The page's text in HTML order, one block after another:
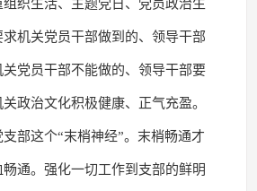
织生活、主题党日、党员政治生
求机关党员干部做到的、领导干部
党员干部不能做的、领导干部要
政治文化积极健康、正气充盈。
部这个“末梢神经”。末梢畅通才
通。强化一切工作到支部的鲜明